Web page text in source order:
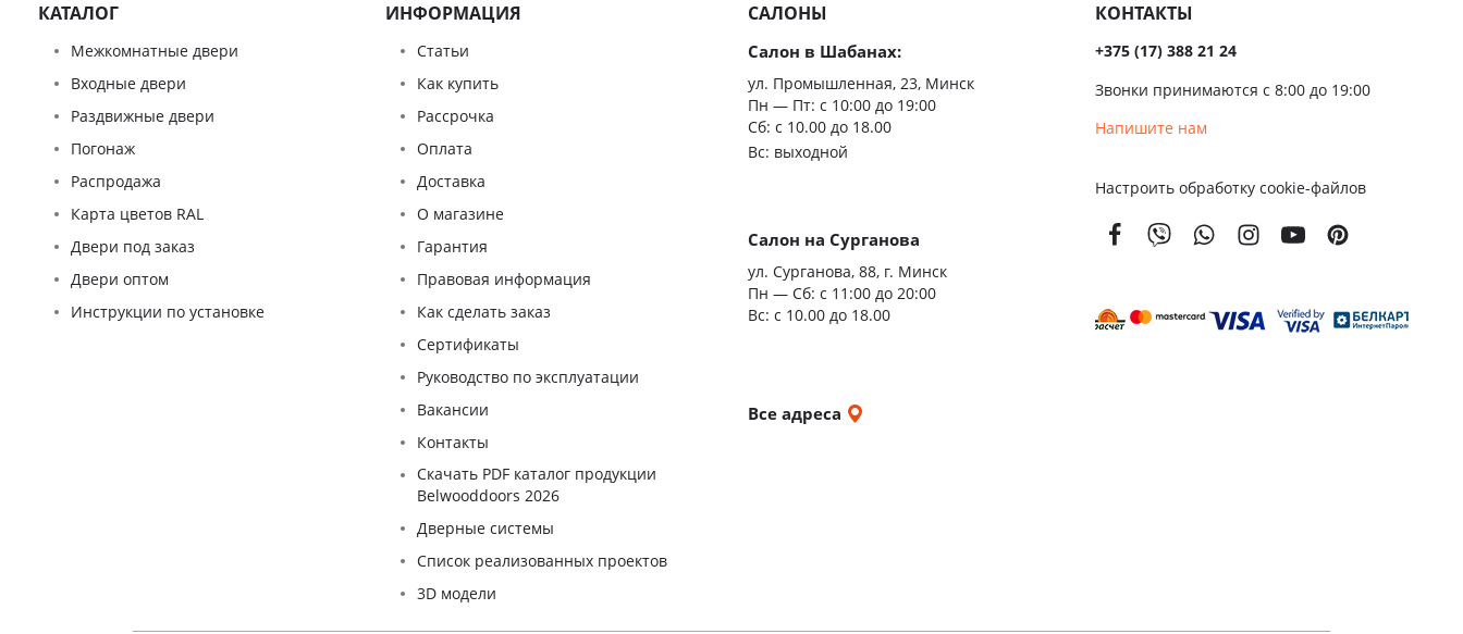
Филенчатые
Двери
повышенной
КАТАЛОГ
Межкомнатные двери
Входные двери
Раздвижные двери
Погонаж
Распродажа
Карта цветов RAL
Двери под заказ
Двери оптом
Инструкции по установке
ИНФОРМАЦИЯ
Статьи
Как купить
Рассрочка
Оплата
Доставка
О магазине
Гарантия
Правовая информация
Как сделать заказ
Сертификаты
Pуководство по эксплуатации
Вакансии
Контакты
Скачать PDF каталог продукции
Belwooddoors 2026
Дверные системы
Список реализованных проектов
3D модели
САЛОНЫ
Салон в Шабанах:
ул. Промышленная, 23, Минск
Пн — Пт: с 10:00 до 19:00
Сб: с 10.00 до 18.00
Вс: выходной
Салон на Сурганова
ул. Сурганова, 88, г. Минск
Пн — Сб: с 11:00 до 20:00
Вс: с 10.00 до 18.00
Все адреса
КОНТАКТЫ
+375 (17) 388 21 24
Звонки принимаются с 8:00 до 19:00
Напишите нам
Настроить обработку cookie-файлов